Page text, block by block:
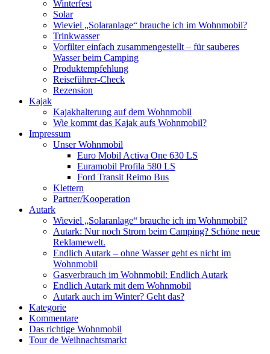
Winterfest
Solar
Wieviel „Solaranlage“ brauche ich im Wohnmobil?
Trinkwasser
Vorfilter einfach zusammengestellt – für sauberes
Wasser beim Camping
Produktempfehlung
Reiseführer-Check
Rezension
Kajak
Kajakhalterung auf dem Wohnmobil
Wie kommt das Kajak aufs Wohnmobil?
Impressum
Unser Wohnmobil
Euro Mobil Activa One 630 LS
Euramobil Profila 580 LS
Ford Transit Reimo Bus
Klettern
Partner/Kooperation
Autark
Wieviel „Solaranlage“ brauche ich im Wohnmobil?
Autark: Nur noch Strom beim Camping? Schöne neue
Reklamewelt.
Endlich Autark – ohne Wasser geht es nicht im
Wohnmobil
Gasverbrauch im Wohnmobil: Endlich Autark
Endlich Autark mit dem Wohnmobil
Autark auch im Winter? Geht das?
Kategorie
Kommentare
Das richtige Wohnmobil
Tour de Weihnachtsmarkt